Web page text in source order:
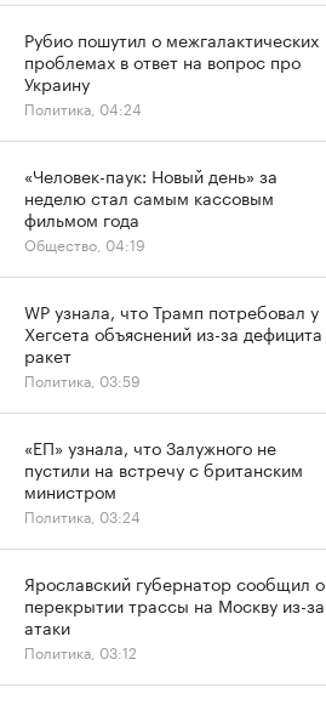
Рубио пошутил о межгалактических
проблемах в ответ на вопрос про
Украину
Политика, 04:24
«Человек-паук: Новый день» за
неделю стал самым кассовым
фильмом года
Общество, 04:19
WP узнала, что Трамп потребовал у
Хегсета объяснений из-за дефицита
ракет
Политика, 03:59
«ЕП» узнала, что Залужного не
пустили на встречу с британским
министром
Политика, 03:24
Ярославский губернатор сообщил о
перекрытии трассы на Москву из-за
атаки
Политика, 03:12